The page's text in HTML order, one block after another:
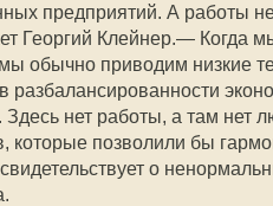
предприятий. А работы
Георгий Клейнер.— Когда
обычно приводим низкие
разбалансированности
нет работы, а там нет
которые позволили бы
о